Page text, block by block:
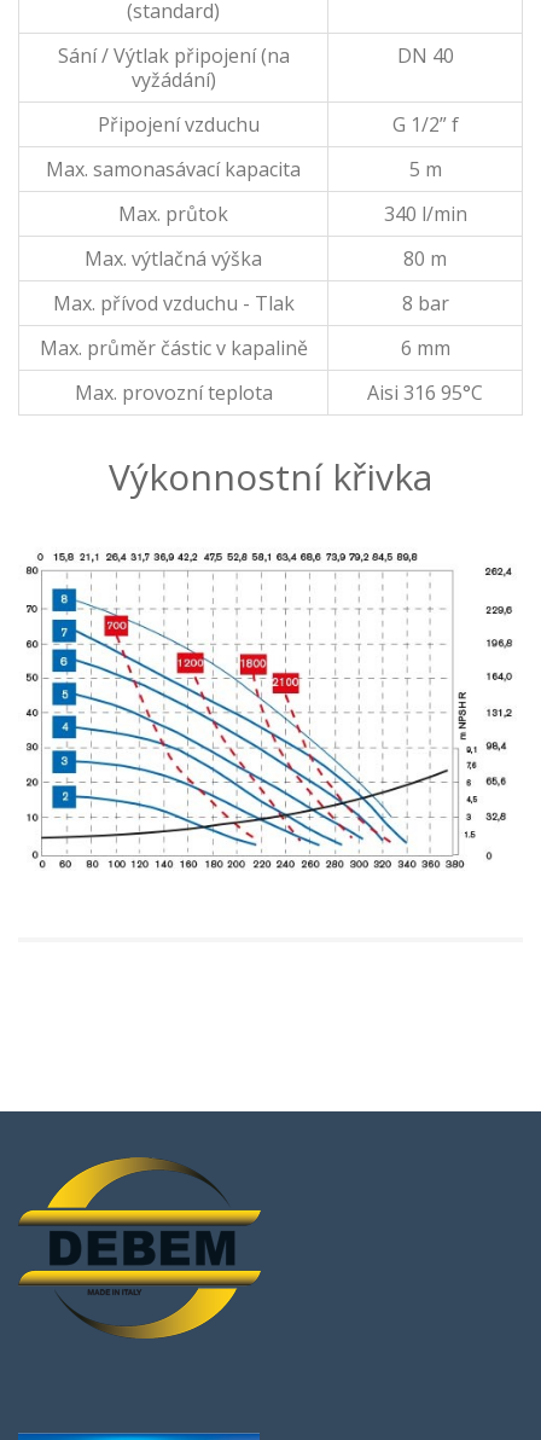
(standard)
Sání / Výtlak připojení (na
vyžádání)
DN 40
Připojení vzduchu
G 1/2” f
Max. samonasávací kapacita
5 m
Max. průtok
340 l/min
Max. výtlačná výška
80 m
Max. přívod vzduchu - Tlak
8 bar
Max. průměr částic v kapalině
6 mm
Max. provozní teplota
Aisi 316 95°C
Výkonnostní křivka